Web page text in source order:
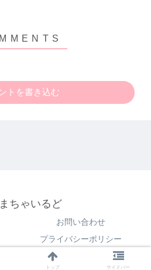
トを書き込む
ちゃいるど
お問い合わせ
プライバシーポリシー
やまちゃいるど.
トップ サイドバー